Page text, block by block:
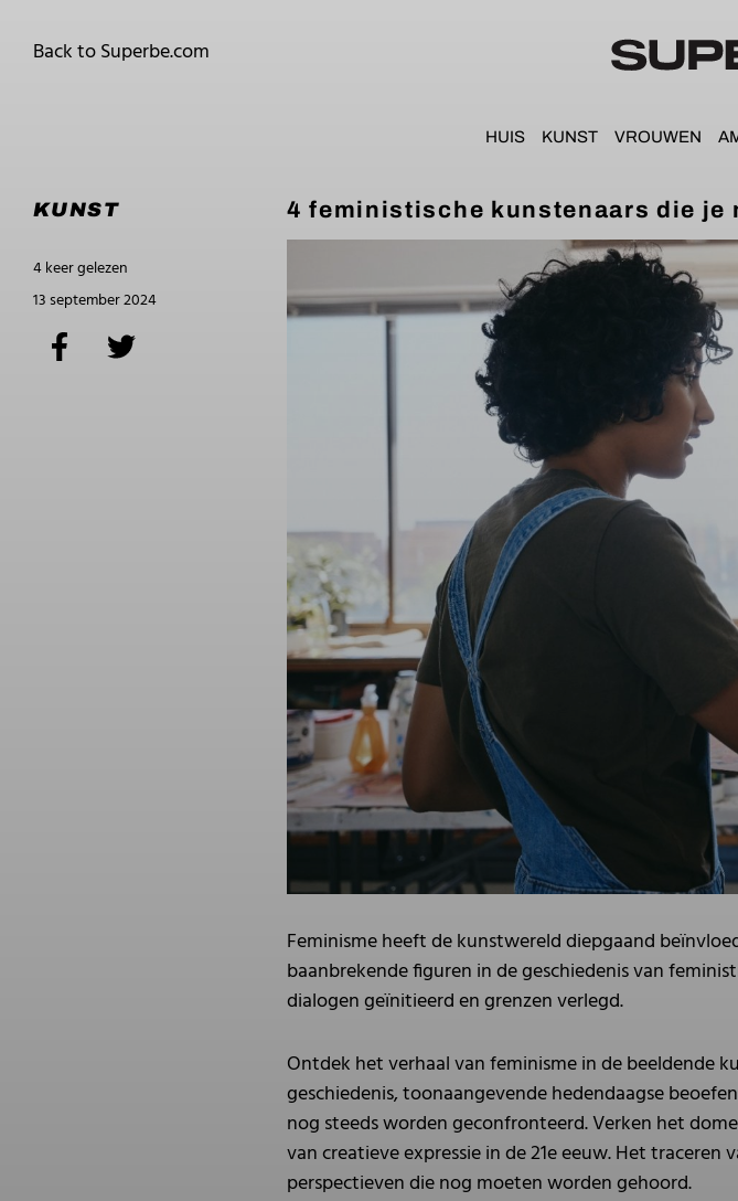
Back to Superbe.com
HUIS KUNST VROUWEN
4 feministische kunstenaars die je
Feminisme heeft de kunstwereld diepgaand
baanbrekende figuren in de geschiedenis van
dialogen geïnitieerd en grenzen verlegd.
Ontdek het verhaal van feminisme in de beeldende
geschiedenis, toonaangevende hedendaagse
nog steeds worden geconfronteerd. Verken het
van creatieve expressie in de 21e eeuw. Het
perspectieven die nog moeten worden gehoord.
KUNST
4 keer gelezen
13 september 2024